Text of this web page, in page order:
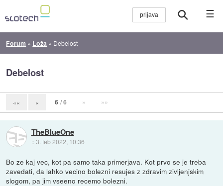
☰
Forum » Loža » Debelost
Debelost
«« « 6 / 6 » »»
TheBlueOne
::3. feb 2022, 10:36
Bo ze kaj vec, kot pa samo taka primerjava. Kot prvo se je treba
zavedati, da lahko vecino bolezni resujes z zdravim zivljenjskim
slogom, pa jim vseeno recemo bolezni.